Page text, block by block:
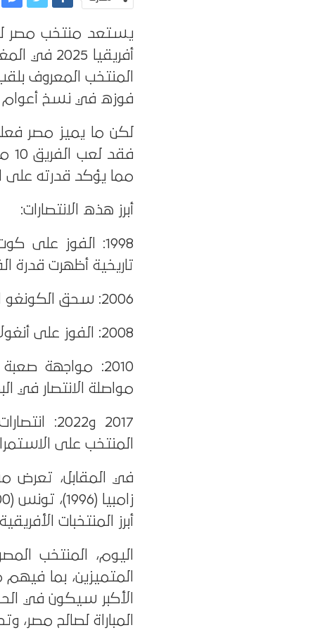
يستعد منتخب مصر
أفريقيا
المنتخب المعروف
فوزه في نسخ أعوام 1957، 1959، 1986، 1998، 2006، 2008،
لكن ما يميز مصر
مما يؤكد قدرته على
أبرز هذه الانتصارات:
تاريخية أظهرت قدرة
2006: سحق الكونغو الديمقراطية 4-1، ليؤكد الفريق تفوقه البدني والذهني.
2008: الفوز على أنغولا 2-1، في مباراة تميزت بالتركيز الدفاعي والهجمات المنظمة.
مواصلة الانتصار في
2017
المنتخب على
أبرز المنتخبات
اليوم، المنتخب
المتميزين، بما
الأكبر سيكون في
المباراة لصالح